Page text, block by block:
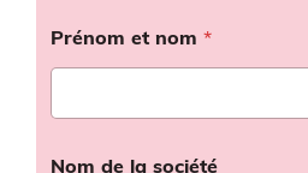
Prénom et nom *
Nom de la société